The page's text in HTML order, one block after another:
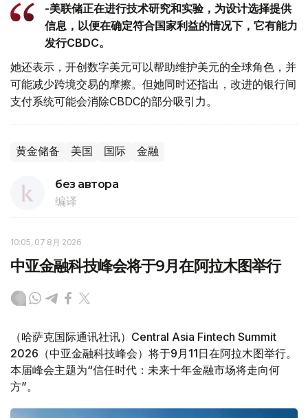
-美联储正在进行技术研究和实验，为设计选择提供
信息，以便在确定符合国家利益的情况下，它有能力
发行CBDC。
她还表示，开创数字美元可以帮助维护美元的全球角色，并
可能减少跨境交易的摩擦。但她同时还指出，改进的银行间
支付系统可能会消除CBDC的部分吸引力。
黄金储备 美国 国际 金融
без автора
编译
10:05, 07 8月 2026
中亚金融科技峰会将于9月在阿拉木图举行
（哈萨克国际通讯社讯）Central Asia Fintech Summit
2026（中亚金融科技峰会）将于9月11日在阿拉木图举行。
本届峰会主题为“信任时代：未来十年金融市场将走向何
方”。